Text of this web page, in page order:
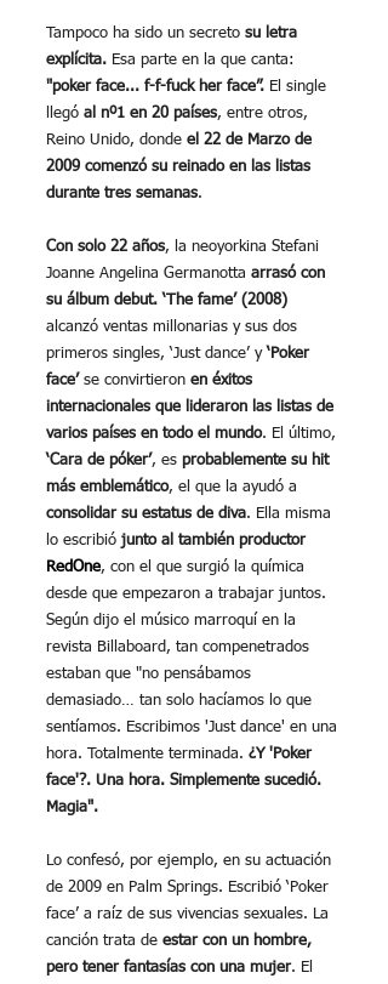
Tampoco ha sido un secreto su letra
explícita. Esa parte en la que canta:
"poker face... f-f-fuck her face”. El single
llegó al nº1 en 20 países, entre otros,
Reino Unido, donde el 22 de Marzo de
2009 comenzó su reinado en las listas
durante tres semanas.
Con solo 22 años, la neoyorkina Stefani
Joanne Angelina Germanotta arrasó con
su álbum debut. ‘The fame’ (2008)
alcanzó ventas millonarias y sus dos
primeros singles, ‘Just dance’ y ‘Poker
face’ se convirtieron en éxitos
internacionales que lideraron las listas de
varios países en todo el mundo. El último,
‘Cara de póker’, es probablemente su hit
más emblemático, el que la ayudó a
consolidar su estatus de diva. Ella misma
lo escribió junto al también productor
RedOne, con el que surgió la química
desde que empezaron a trabajar juntos.
Según dijo el músico marroquí en la
revista Billaboard, tan compenetrados
estaban que "no pensábamos
demasiado… tan solo hacíamos lo que
sentíamos. Escribimos 'Just dance' en una
hora. Totalmente terminada. ¿Y 'Poker
face'?. Una hora. Simplemente sucedió.
Magia".
Lo confesó, por ejemplo, en su actuación
de 2009 en Palm Springs. Escribió ‘Poker
face’ a raíz de sus vivencias sexuales. La
canción trata de estar con un hombre,
pero tener fantasías con una mujer. El